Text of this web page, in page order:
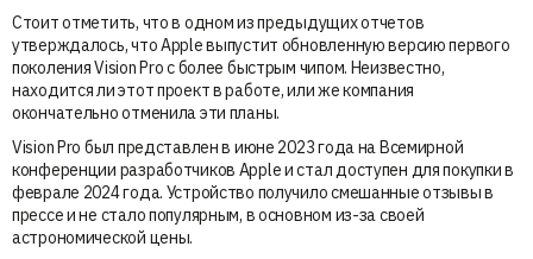
Стоит отметить, что в одном из предыдущих отчетов
утверждалось, что Apple выпустит обновленную версию первого
поколения Vision Pro с более быстрым чипом. Неизвестно,
находится ли этот проект в работе, или же компания
окончательно отменила эти планы.
Vision Pro был представлен в июне 2023 года на Всемирной
конференции разработчиков Apple и стал доступен для покупки в
феврале 2024 года. Устройство получило смешанные отзывы в
прессе и не стало популярным, в основном из-за своей
астрономической цены.